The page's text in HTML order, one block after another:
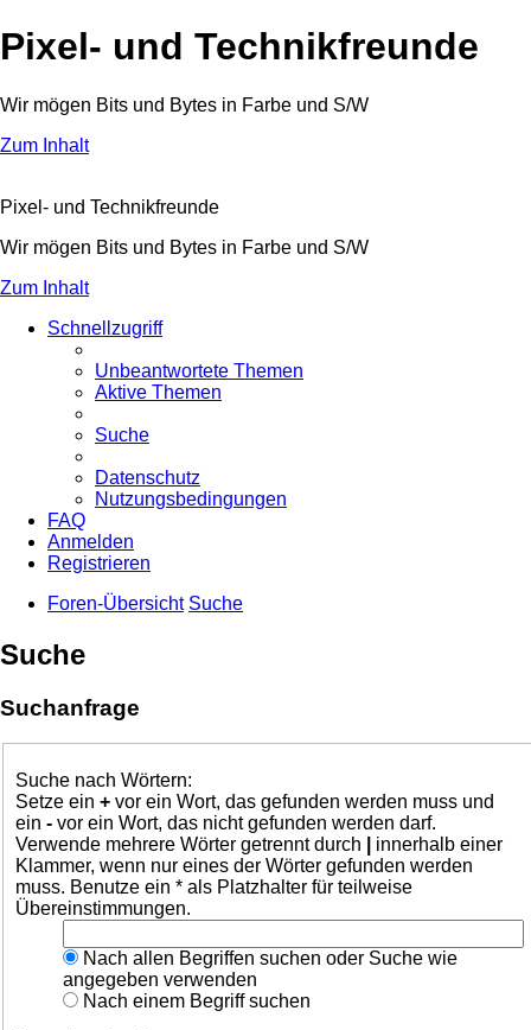
Pixel- und Technikfreunde
Wir mögen Bits und Bytes in Farbe und S/W
Zum Inhalt
Pixel- und Technikfreunde
Wir mögen Bits und Bytes in Farbe und S/W
Zum Inhalt
Schnellzugriff
Unbeantwortete Themen
Aktive Themen
Suche
Datenschutz
Nutzungsbedingungen
FAQ
Anmelden
Registrieren
Foren-Übersicht Suche
Suche
Suchanfrage
Suche nach Wörtern:
Setze ein + vor ein Wort, das gefunden werden muss und
ein - vor ein Wort, das nicht gefunden werden darf.
Verwende mehrere Wörter getrennt durch
innerhalb einer
Klammer, wenn nur eines der Wörter gefunden werden
muss. Benutze ein * als Platzhalter für teilweise
Übereinstimmungen.
Nach allen Begriffen suchen oder Suche wie
angegeben verwenden
Nach einem Begriff suchen